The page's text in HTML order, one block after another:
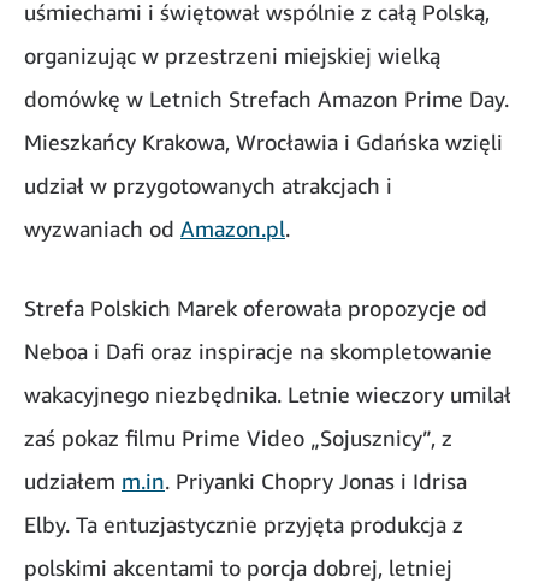
uśmiechami i świętował wspólnie z całą Polską,
organizując w przestrzeni miejskiej wielką
domówkę w Letnich Strefach Amazon Prime Day.
Mieszkańcy Krakowa, Wrocławia i Gdańska wzięli
udział w przygotowanych atrakcjach i
wyzwaniach od Amazon.pl.
Strefa Polskich Marek oferowała propozycje od
Neboa i Dafi oraz inspiracje na skompletowanie
wakacyjnego niezbędnika. Letnie wieczory umilał
zaś pokaz filmu Prime Video „Sojusznicy”, z
udziałem m.in. Priyanki Chopry Jonas i Idrisa
Elby. Ta entuzjastycznie przyjęta produkcja z
polskimi akcentami to porcja dobrej, letniej